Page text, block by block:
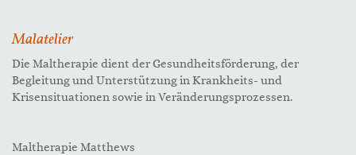
Malatelier
Die Maltherapie dient der Gesundheitsförderung, der
Begleitung und Unterstützung in Krankheits- und
Krisensituationen sowie in Veränderungsprozessen.
Maltherapie Matthews